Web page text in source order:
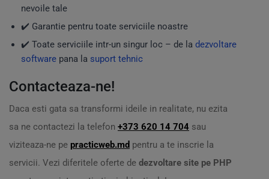
nevoile tale
✔️ Garantie pentru toate serviciile noastre
✔️ Toate serviciile intr-un singur loc – de la dezvoltare
software pana la suport tehnic
Contacteaza-ne!
Daca esti gata sa transformi ideile in realitate, nu ezita
sa ne contactezi la telefon +373 620 14 704 sau
viziteaza-ne pe practicweb.md pentru a te inscrie la
servicii. Vezi diferitele oferte de dezvoltare site pe PHP